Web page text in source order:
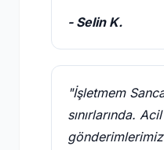
- Selin K.
"İşletmem
sınırlarında.